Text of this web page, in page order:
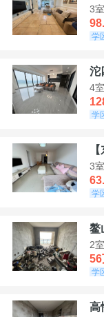
3
学
沱
4
学
3
学
鳌
2
56
学
高